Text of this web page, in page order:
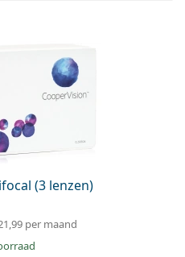
(3 lenzen)
per maand